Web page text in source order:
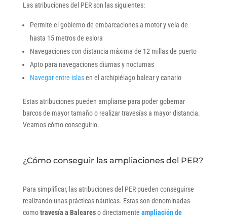
Las atribuciones del PER son las siguientes:
Permite el gobierno de embarcaciones a motor y vela de
hasta 15 metros de eslora
Navegaciones con distancia máxima de 12 millas de puerto
Apto para navegaciones diurnas y nocturnas
Navegar entre islasen el archipiélago balear y canario
Estas atribuciones pueden ampliarse para poder gobernar
barcos de mayor tamaño o realizar travesías a mayor distancia.
Veamos cómo conseguirlo.
¿Cómo conseguir las ampliaciones del PER?
Para simplificar, las atribuciones del PER pueden conseguirse
realizando unas prácticas náuticas. Estas son denominadas
comotravesía a Baleareso directamente ampliación de